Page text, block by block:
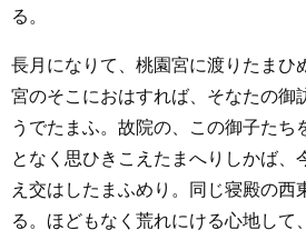
る。
長月になりて、桃園宮に渡りたまひ
宮のそこにおはすれば、そなたの御
うでたまふ。故院の、この御子たち
となく思ひきこえたまへりしかば、
え交はしたまふめり。同じ寝殿の西
る。ほどもなく荒れにける心地して